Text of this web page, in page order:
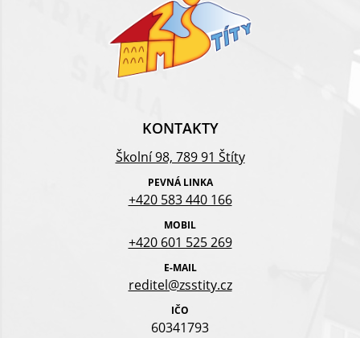
KONTAKTY
Školní 98, 789 91 Štíty
PEVNÁ LINKA
+420 583 440 166
MOBIL
+420 601 525 269
E-MAIL
reditel@zsstity.cz
IČO
60341793